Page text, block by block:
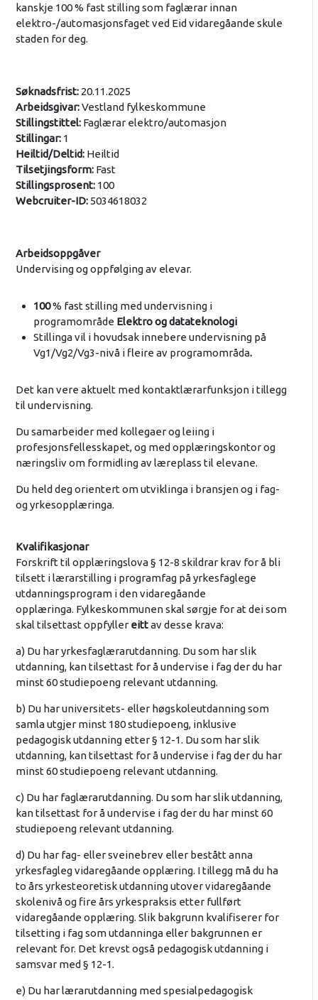
kanskje 100 % fast stilling som faglærar innan
elektro-/automasjonsfaget ved Eid vidaregåande skule
staden for deg.
Søknadsfrist:20.11.2025
Arbeidsgivar:Vestland fylkeskommune
Stillingstittel:Faglærar elektro/automasjon
Stillingar:1
Heiltid/Deltid:Heiltid
Tilsetjingsform:Fast
Stillingsprosent:100
Webcruiter-ID:5034618032
Arbeidsoppgåver
Undervising og oppfølging av elevar.
100% fast stilling med undervisning i
programområde Elektro og datateknologi
Stillinga vil i hovudsak innebere undervisning på
Vg1/Vg2/Vg3-nivå i fleire av programområda.
Det kan vere aktuelt med kontaktlærarfunksjon i tillegg
til undervisning.
Du samarbeider med kollegaer og leiing i
profesjonsfellesskapet, og med opplæringskontor og
næringsliv om formidling av læreplass til elevane.
Du held deg orientert om utviklinga i bransjen og i fag-
og yrkesopplæringa.
Kvalifikasjonar
Forskrift til opplæringslova § 12-8 skildrar krav for å bli
tilsett i lærarstilling i programfag på yrkesfaglege
utdanningsprogram i den vidaregåande
opplæringa. Fylkeskommunen skal sørgje for at dei som
skal tilsettast oppfyller eittav desse krava:
a) Du har yrkesfaglærarutdanning. Du som har slik
utdanning, kan tilsettast for å undervise i fag der du har
minst 60 studiepoeng relevant utdanning.
b) Du har universitets- eller høgskoleutdanning som
samla utgjer minst 180 studiepoeng, inklusive
pedagogisk utdanning etter § 12-1. Du som har slik
utdanning, kan tilsettast for å undervise i fag der du har
minst 60 studiepoeng relevant utdanning.
c) Du har faglærarutdanning. Du som har slik utdanning,
kan tilsettast for å undervise i fag der du har minst 60
studiepoeng relevant utdanning.
d) Du har fag- eller sveinebrev eller bestått anna
yrkesfagleg vidaregåande opplæring. I tillegg må du ha
to års yrkesteoretisk utdanning utover vidaregåande
skolenivå og fire års yrkespraksis etter fullført
vidaregåande opplæring. Slik bakgrunn kvalifiserer for
tilsetting i fag som utdanninga eller bakgrunnen er
relevant for. Det krevst også pedagogisk utdanning i
samsvar med § 12-1.
e) Du har lærarutdanning med spesialpedagogisk